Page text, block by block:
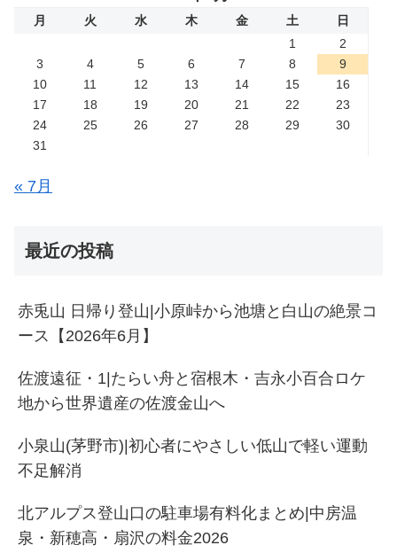
月 火 水 木 金 土
日
1
2
3
4 5 6 7 8
9
10
11 12 13 14 15
16
17
18 19 20 21 22
23
24
25 26 27 28 29
30
31
« 7月
最近の投稿
赤兎山 日帰り登山|小原峠から池塘と白山の絶景コ
ース【2026年6月】
佐渡遠征・1|たらい舟と宿根木・吉永小百合ロケ
地から世界遺産の佐渡金山へ
小泉山(茅野市)|初心者にやさしい低山で軽い運動
不足解消
北アルプス登山口の駐車場有料化まとめ|中房温
泉・新穂高・扇沢の料金2026